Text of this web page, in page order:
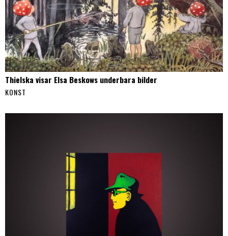
Thielska visar Elsa Beskows underbara bilder
KONST